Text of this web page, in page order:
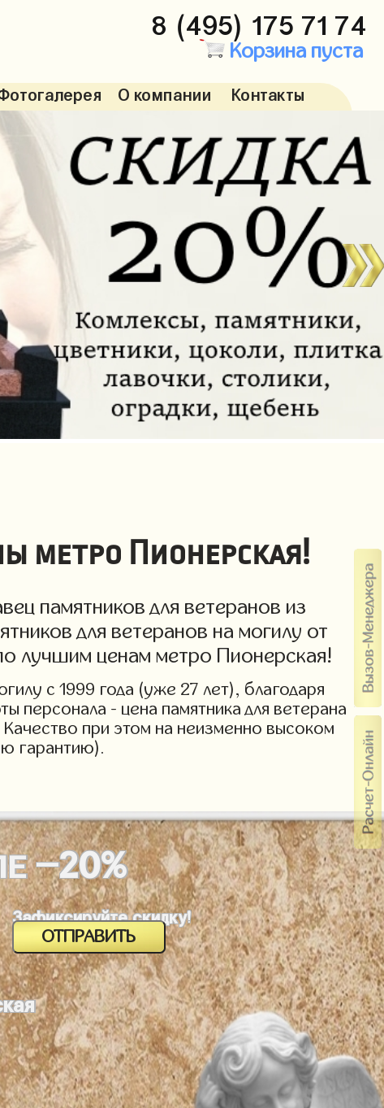
8 (495) 175 71 74
Корзина пуста
О компании Контакты
метро Пионерская!
памятников для ветеранов из
для ветеранов на могилу от
лучшим ценам метро Пионерская!
с 1999 года (уже 27 лет), благодаря
персонала - цена памятника для ветерана
при этом на неизменно высоком
гарантию).
-20%
Зафиксируйте скидку!